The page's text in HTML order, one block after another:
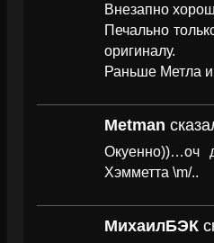
Внезапно
Печально
оригиналу.
Раньше Метла
Metman
Окуенно))…оч
Хэмметта \m/..
МихаилБЭК